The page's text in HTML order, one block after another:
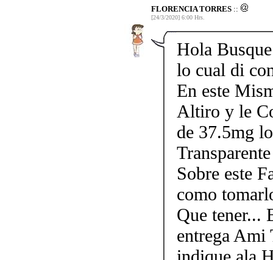
FLORENCIA TORRES::
[24/3/2020] 6:00 Hrs.
Hola
lo cual di
En este
Altiro y le
de 37.5mg
Sobre este
como
Que tener...
entrega Ami
indique ala